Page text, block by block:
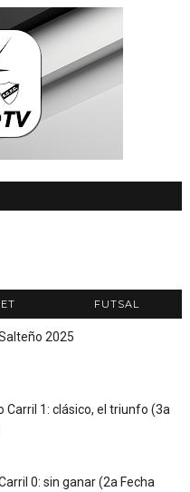
FUTSAL
2025
Carril 1: clásico, el triunfo (3a
0: sin ganar (2a Fecha